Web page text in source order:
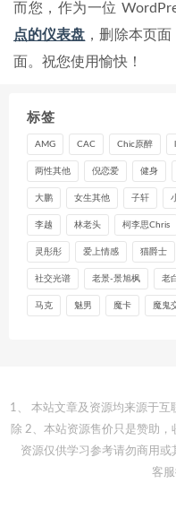
而您，作为一位
点的仪表盘 ，删除本页
面。祝您使用愉快！
标签
AMG CAC Chic原醉
两性其他 倪恋爱 健身
大鹏 女生其他 子轩
李越 林老头 柯李思Chris
灵彤彤 爱上情感 猫爵士
社交光谱 老景-景旭枫 老
马克 魅男 魔卡 魔鬼
1、 本站文章及资源均来源于互
除 2、本站资源售价只是赞助，
资源仅供学习参考请勿商用或
客